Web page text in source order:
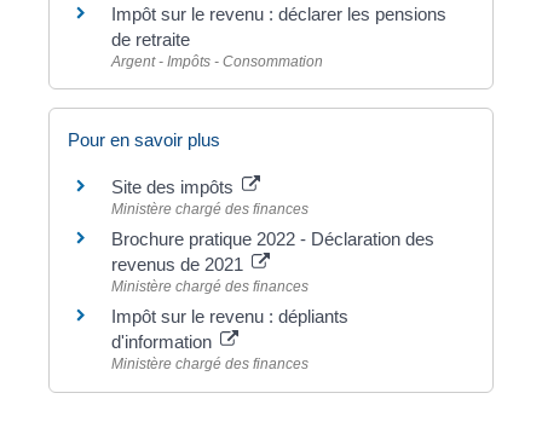
Impôt sur le revenu : déclarer les pensions
de retraite
Argent - Impôts - Consommation
Pour en savoir plus
Site des impôts
Ministère chargé des finances
Brochure pratique 2022 - Déclaration des
revenus de 2021
Ministère chargé des finances
Impôt sur le revenu : dépliants
d'information
Ministère chargé des finances